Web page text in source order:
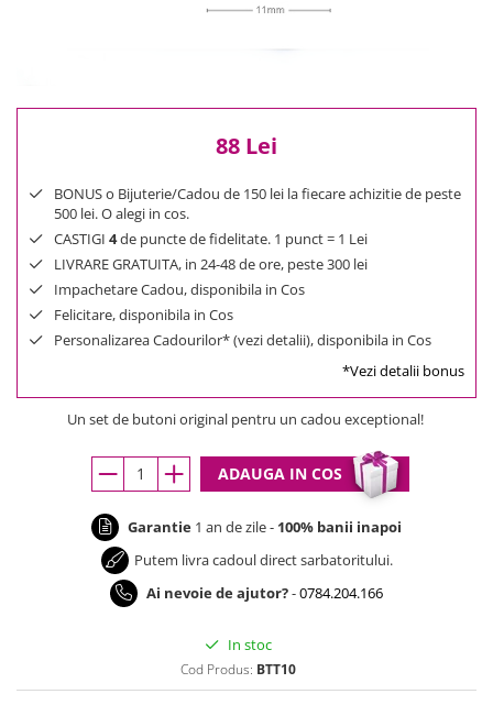
300 Lei - 500 Lei
88 Lei
BONUS o Bijuterie/Cadou de 150 lei la fiecare achizitie de peste
500 lei. O alegi in cos.
CASTIGI 4de puncte de fidelitate. 1 punct = 1 Lei
LIVRARE GRATUITA, in 24-48 de ore, peste 300 lei
Impachetare Cadou, disponibila in Cos
Felicitare, disponibila in Cos
Personalizarea Cadourilor* (vezi detalii), disponibila in Cos
*Vezi detalii bonus
Un set de butoni original pentru un cadou exceptional!
ADAUGA IN COS
Garantie 1 an de zile - 100% banii inapoi
Putem livra cadoul direct sarbatoritului.
Ai nevoie de ajutor?-0784.204.166
In stoc
Cod Produs: BTT10